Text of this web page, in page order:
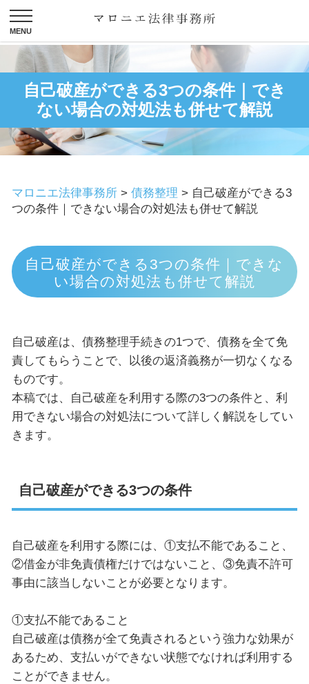
自己破産ができる3つの条件｜でき
ない場合の対処法も併せて解説
マロニエ法律事務所 > 債務整理 > 自己破産ができる3
つの条件｜できない場合の対処法も併せて解説
自己破産ができる3つの条件｜できな
い場合の対処法も併せて解説
自己破産は、債務整理手続きの1つで、債務を全て免
責してもらうことで、以後の返済義務が一切なくなる
ものです。
本稿では、自己破産を利用する際の3つの条件と、利
用できない場合の対処法について詳しく解説をしてい
きます。
自己破産ができる3つの条件
自己破産を利用する際には、①支払不能であること、
②借金が非免責債権だけではないこと、③免責不許可
事由に該当しないことが必要となります。
①支払不能であること
自己破産は債務が全て免責されるという強力な効果が
あるため、支払いができない状態でなければ利用する
ことができません。